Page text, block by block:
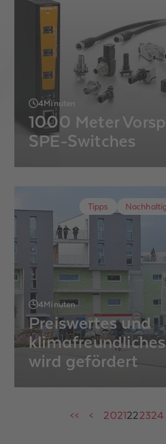
Produkte vor, die keine
Veränderungen und somit
Wände erfordern.
4Minuten
1000 Meter
SPE-Switches
Kilometer ermöglicht und
bis zu 50 Watt liefern kann.
Tipps
4Minuten
Preiswertes und
wird gefördert
klimafreundlicher
<< < 2021222324